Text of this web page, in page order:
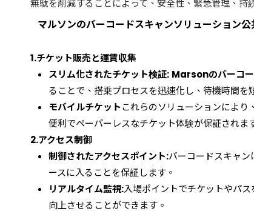
無駄を削減することによって、安全性、緊急管理、持
マルソンのバーコードスキャンソリューション公
1.チケット販売と運賃収集
スリム化されたチケット検証: Marsonのバーコ
ることで、搭乗プロセスを迅速化し、待機時間を
モバイルチケットこれらのソリューションによ
便利でペーパーレスなチケット体験が保証されま
2.アクセス制御
制御されたアクセスポイント:バーコードスキャ
ースに入ることを保証します。
リアルタイム監視:入場ポイントでチケットやパ
向上させることができます。